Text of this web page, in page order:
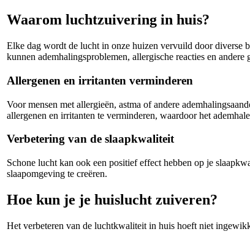
Waarom luchtzuivering in huis?
Elke dag wordt de lucht in onze huizen vervuild door diverse
kunnen ademhalingsproblemen, allergische reacties en
Allergenen en irritanten verminderen
Voor mensen met allergieën, astma of andere
allergenen en irritanten te verminderen, waardoor het
Verbetering van de slaapkwaliteit
Schone lucht kan ook een positief effect hebben op je
slaapomgeving te creëren.
Hoe kun je je huislucht zuiveren?
Het verbeteren van de luchtkwaliteit in huis hoeft niet